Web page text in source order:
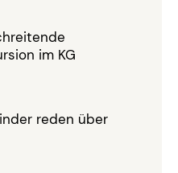
im KG
reden über